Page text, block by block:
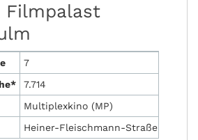
Filmpalast
7
7.714
Multiplexkino (MP)
Heiner-Fleischmann-Straße 10,